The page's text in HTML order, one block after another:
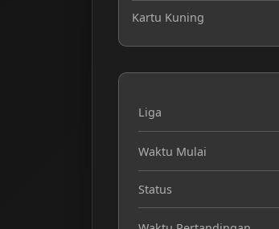
Kartu Kuning
Liga
Waktu Mulai
Status